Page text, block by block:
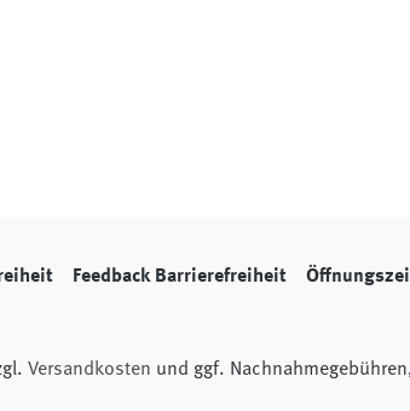
Feedback Barrierefreiheit
Versandkosten und ggf.